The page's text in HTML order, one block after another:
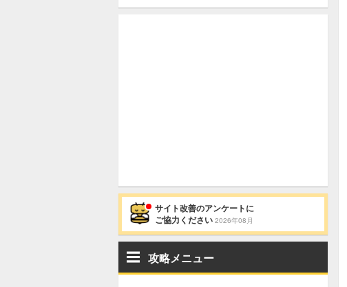
サイト改善のアンケートに
ご協力ください 2026年08月
攻略メニュー